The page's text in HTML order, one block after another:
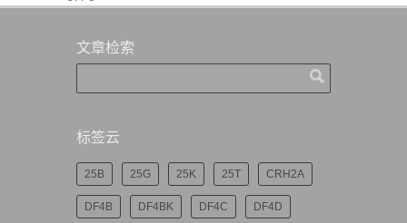
文章检索
标签云
25B 25G 25K 25T CRH2A
DF4B DF4BK DF4C DF4D